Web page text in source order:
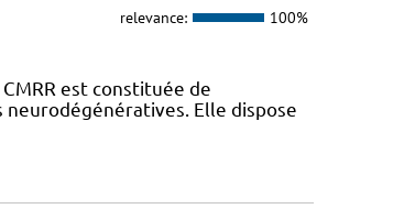
relevance: 100%
est constituée de
Elle dispose